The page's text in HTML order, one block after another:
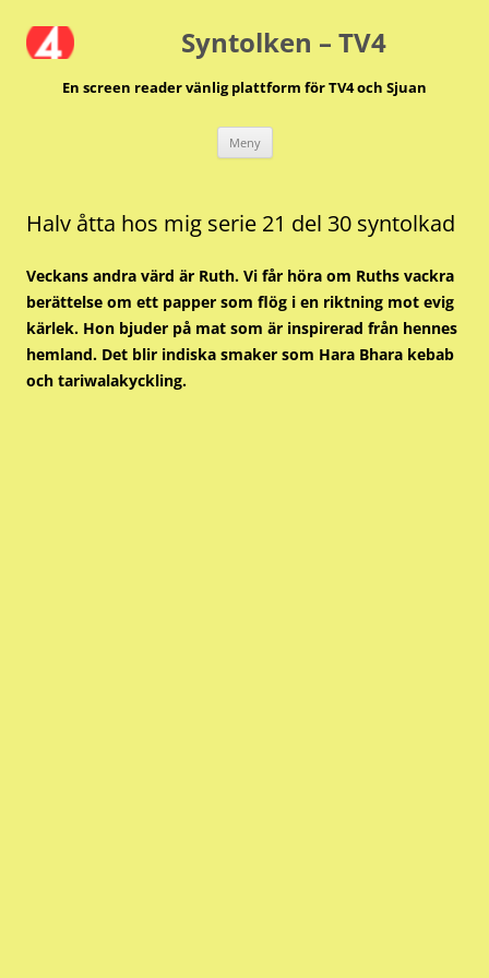
till
innehåll Syntolken – TV4
En screen reader vänlig plattform för TV4 och Sjuan
Meny
Halv åtta hos mig serie 21 del 30 syntolkad
Veckans andra värd är Ruth. Vi får höra om Ruths vackra
berättelse om ett papper som flög i en riktning mot evig
kärlek. Hon bjuder på mat som är inspirerad från hennes
hemland. Det blir indiska smaker som Hara Bhara kebab
och tariwalakyckling.